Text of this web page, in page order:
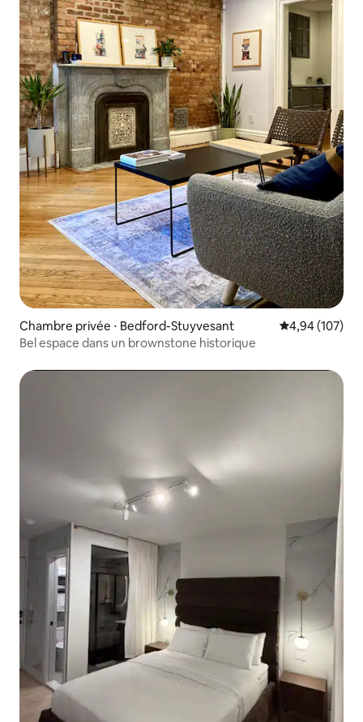
Chambre privée ⋅ Bedford-Stuyvesant Évaluation
4,94 (107)
Bel espace dans un brownstone historique